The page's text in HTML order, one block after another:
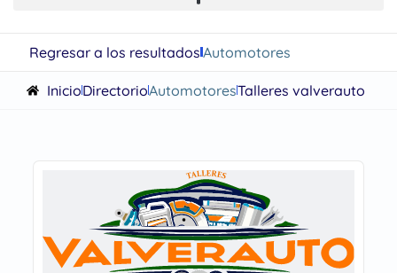
Regresar a los resultadosAutomotores
InicioDirectorioAutomotoresTalleres valverauto